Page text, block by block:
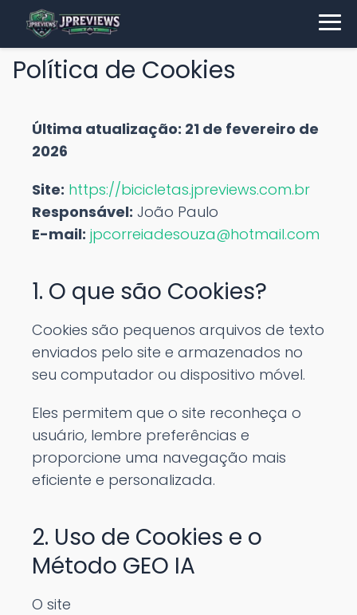
Política de Cookies
Última atualização: 21 de fevereiro de
2026
Site: https://bicicletas.jpreviews.com.br
Responsável: João Paulo
E-mail: jpcorreiadesouza@hotmail.com
1. O que são Cookies?
Cookies são pequenos arquivos de texto
enviados pelo site e armazenados no
seu computador ou dispositivo móvel.
Eles permitem que o site reconheça o
usuário, lembre preferências e
proporcione uma navegação mais
eficiente e personalizada.
2. Uso de Cookies e o
Método GEO IA
O site